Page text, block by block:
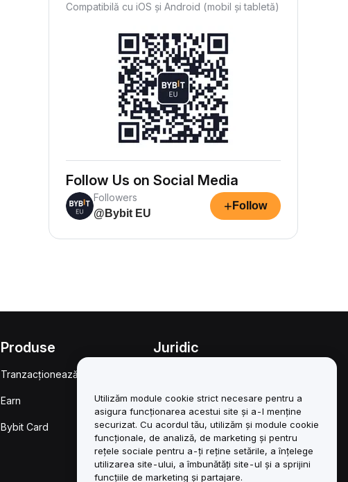
Compatibilă cu iOS și Android (mobil și tabletă)
Follow Us on Social Media
Followers
@Bybit EU
+ Follow
Produse
Tranzacționează
Earn
Bybit Card
Juridic
Rezumatul Politicii de
custodie și administrare
Informații ESG
Cărți albe pentru
Utilizăm module cookie strict necesare pentru a
asigura funcționarea acestui site și a-l menține
securizat. Cu acordul tău, utilizăm și module cookie
funcționale, de analiză, de marketing și pentru
rețele sociale pentru a-ți reține setările, a înțelege
utilizarea site-ului, a îmbunătăți site-ul și a sprijini
funcțiile de marketing și partajare.